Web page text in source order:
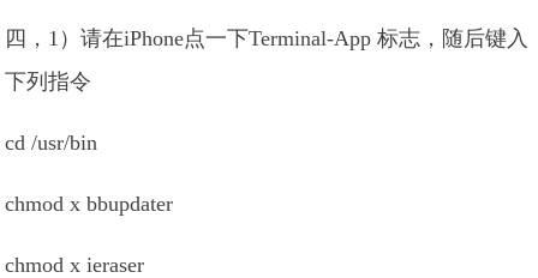
四，1）请在iPhone点一下Terminal-App 标志，随后键入
下列指令
cd /usr/bin
chmod x bbupdater
chmod x ieraser